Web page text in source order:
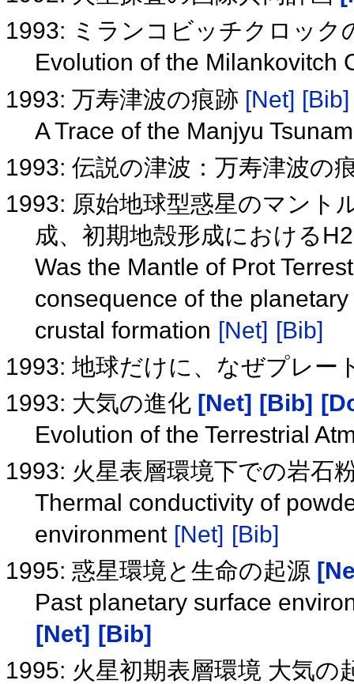
1993: ミランコビッチクロック
Evolution of the Milankovitch
1993: 万寿津波の痕跡 [Net] [Bib]
A Trace of the Manjyu
1993: 伝説の津波：万寿津波の
1993: 原始地球型惑星のマント
成、初期地殻形成における
Was the Mantle of Prot
consequence of the
crustal formation [Net] [Bib]
1993: 地球だけに、なぜプレ
1993: 大気の進化 [Net] [Bib]
Evolution of the Terrestrial
1993: 火星表層環境下での岩石
Thermal conductivity of
environment [Net] [Bib]
1995: 惑星環境と生命の起源
Past planetary surface
[Net] [Bib]
1995: 火星初期表層環境 大気の